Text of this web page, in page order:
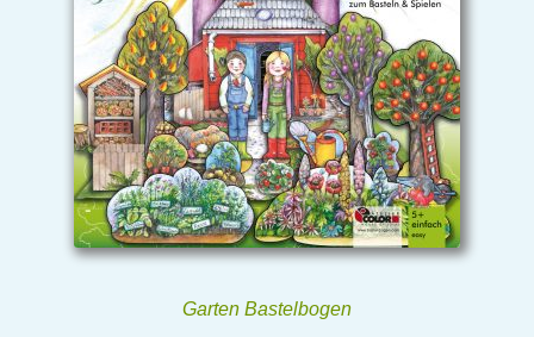
Garten Bastelbogen